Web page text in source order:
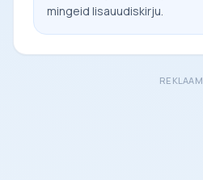
mingeid lisauudiskirju.
REKLAAM